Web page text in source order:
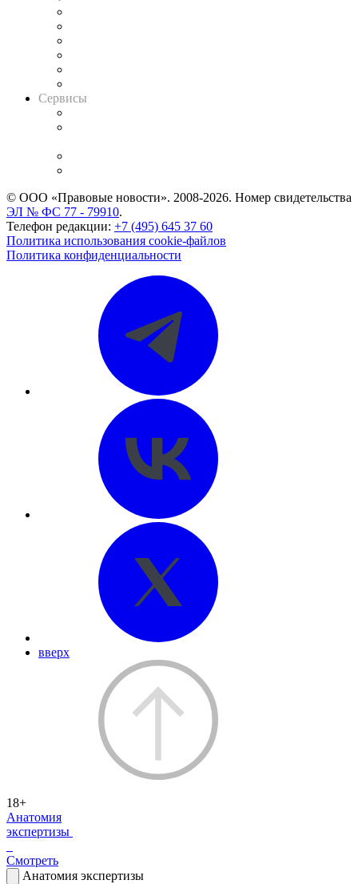
Сервисы
© ООО «Правовые новости». 2008-2026. Номер свидетельства
ЭЛ № ФС 77 - 79910.
Телефон редакции: +7 (495) 645 37 60
Политика использования cookie-файлов
Политика конфиденциальности
вверх
18+
Анатомия
экспертизы
Смотреть
Анатомия экспертизы